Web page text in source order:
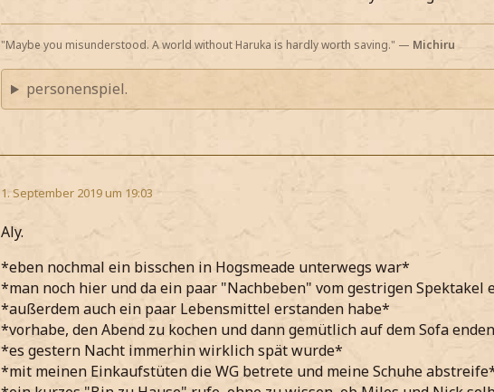
"Maybe you misunderstood. A world without Haruka is hardly worth saving." — Michiru
personenspiel.
1. September 2019 um 19:03
Aly.
*eben nochmal ein bisschen in Hogsmeade unterwegs war*
*man noch hier und da ein paar "Nachbeben" vom gestrigen Spektakel
*außerdem auch ein paar Lebensmittel erstanden habe*
*vorhabe, den Abend zu kochen und dann gemütlich auf dem Sofa
*es gestern Nacht immerhin wirklich spät wurde*
*mit meinen Einkaufstüten die WG betrete und meine Schuhe